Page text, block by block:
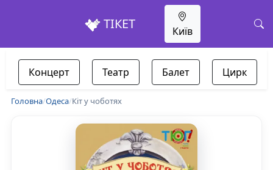
ТІКЕТ Київ
Концерт Театр Балет Цирк
Головна/Одеса/Кіт у чоботях